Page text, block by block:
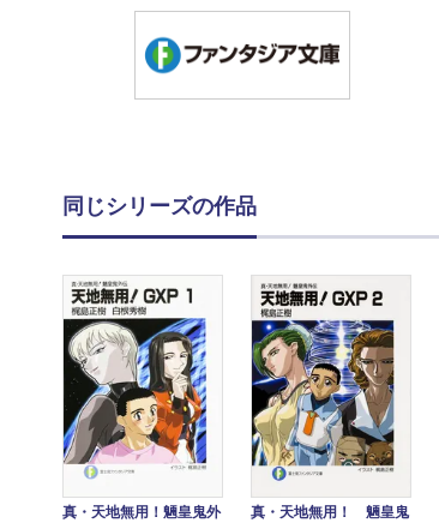
同じシリーズの作品
真・天地無用！魎皇鬼外
真・天地無用！ 魎皇鬼